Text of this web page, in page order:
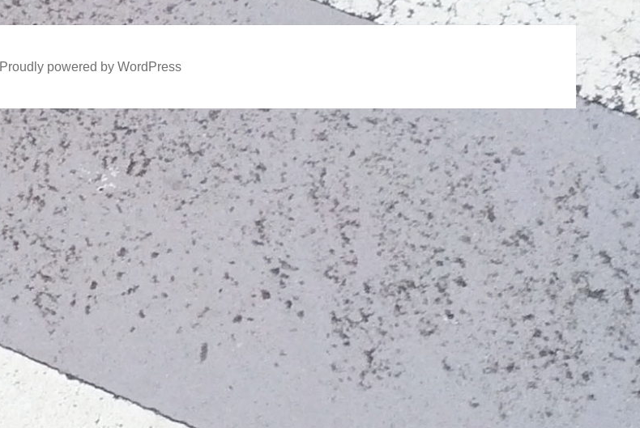
Proudly powered by WordPress